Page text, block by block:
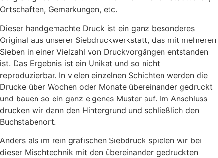
Ortschaften, Gemarkungen, etc.
Dieser handgemachte Druck ist ein ganz besonderes
Original aus unserer Siebdruckwerkstatt, das mit mehreren
Sieben in einer Vielzahl von Druckvorgängen entstanden
ist. Das Ergebnis ist ein Unikat und so nicht
reproduzierbar. In vielen einzelnen Schichten werden die
Drucke über Wochen oder Monate übereinander gedruckt
und bauen so ein ganz eigenes Muster auf. Im Anschluss
drucken wir dann den Hintergrund und schließlich den
Buchstabenort.
Anders als im rein grafischen Siebdruck spielen wir bei
dieser Mischtechnik mit den übereinander gedruckten